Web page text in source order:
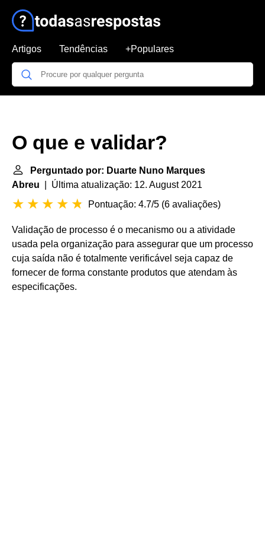
Artigos Tendências +Populares
O que e validar?
Perguntado por: Duarte Nuno Marques
Abreu | Última atualização: 12. August 2021
Pontuação: 4.7/5 (6 avaliações)
Validação de processo é o mecanismo ou a atividade
usada pela organização para assegurar que um processo
cuja saída não é totalmente verificável seja capaz de
fornecer de forma constante produtos que atendam às
especificações.